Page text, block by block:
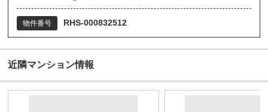
物件番号 RHS-000832512
近隣マンション情報